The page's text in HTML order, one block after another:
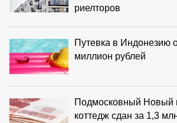
риелторов
Путевка в Индонезию
миллион рублей
Подмосковный Новый
коттедж сдан за 1,3